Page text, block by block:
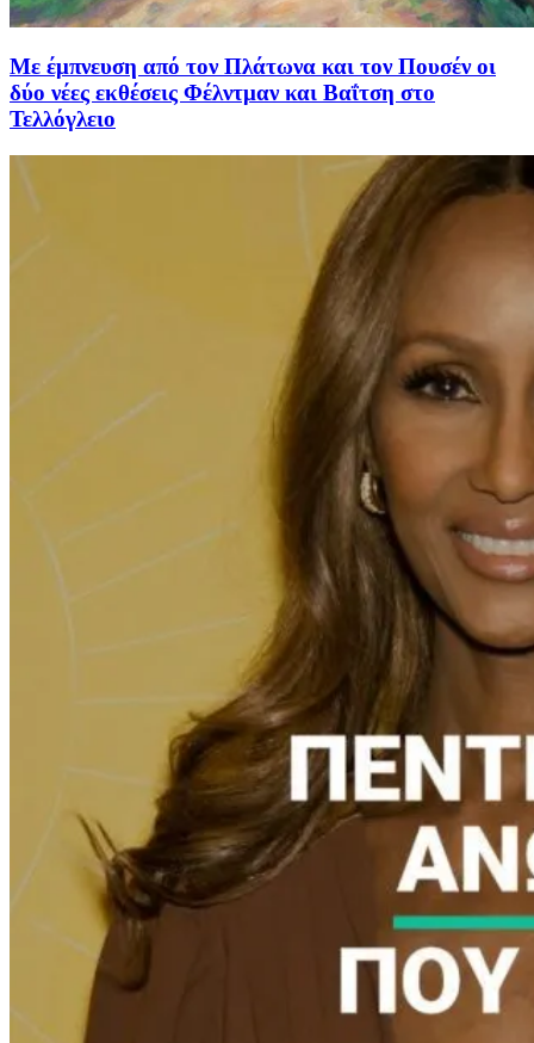
Με έμπνευση από τον Πλάτωνα και τον Πουσέν οι
δύο νέες εκθέσεις Φέλντμαν και Βαΐτση στο
Τελλόγλειο